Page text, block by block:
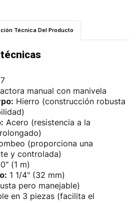
Técnica Del Producto
manual con manivela
Hierro (construcción robusta
Acero (resistencia a la
(proporciona una
y controlada)
(1 m)
1 1/4" (32 mm)
pero manejable)
en 3 piezas (facilita el